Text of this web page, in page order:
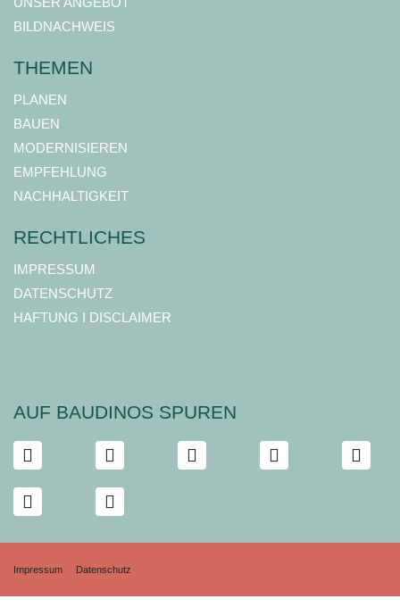
BILDNACHWEIS
THEMEN
PLANEN
BAUEN
MODERNISIEREN
EMPFEHLUNG
NACHHALTIGKEIT
RECHTLICHES
IMPRESSUM
DATENSCHUTZ
HAFTUNG I DISCLAIMER
AUF BAUDINOS SPUREN
Impressum Datenschutz